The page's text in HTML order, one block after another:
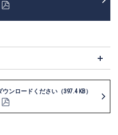
ンロードください（397.4 KB）